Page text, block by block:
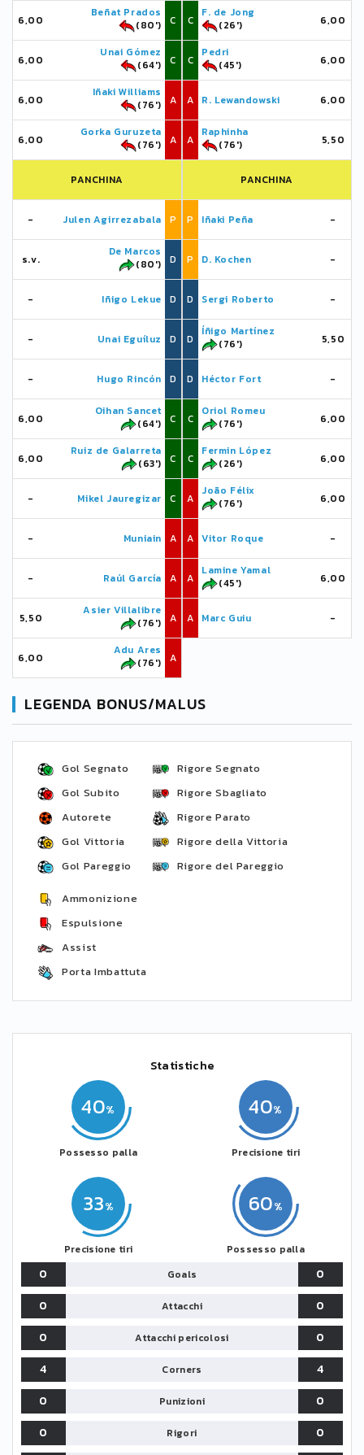
6,00
Beñat Prados
(80')
C
6,00
Unai Gómez
(64')
C
6,00
Iñaki Williams
(76')
A
6,00
Gorka Guruzeta
(76')
A
PANCHINA
- Julen Agirrezabala P
s.v.
De Marcos
(80')
D
- Iñigo Lekue D
- Unai Eguíluz D
- Hugo Rincón D
6,00
Oihan Sancet
(64')
C
6,00
Ruiz de Galarreta
(63')
C
- Mikel Jauregizar C
- Muniain A
- Raúl García A
5,50
Asier Villalibre
(76')
A
6,00
Adu Ares
(76')
A
C
F. de Jong
(26')
6,00
C
Pedri
(45')
6,00
A R. Lewandowski 6,00
A
Raphinha
(76')
5,50
PANCHINA
P Iñaki Peña -
P D. Kochen -
D Sergi Roberto -
D
Íñigo Martínez
(76')
5,50
D Héctor Fort -
C
Oriol Romeu
(76')
6,00
C
Fermin López
(26')
6,00
A
João Félix
(76')
6,00
A Vitor Roque -
A
Lamine Yamal
(45')
6,00
A Marc Guiu -
LEGENDA BONUS/MALUS
Gol Segnato
Gol Subito
Autorete
Gol Vittoria
Gol Pareggio
Rigore Segnato
Rigore Sbagliato
Rigore Parato
Rigore della Vittoria
Rigore del Pareggio
Ammonizione
Espulsione
Assist
Porta Imbattuta
Statistiche
40
Possesso palla
33
Precisione tiri
60
Possesso palla
40
Precisione tiri
0 Goals
0
0
Attacchi
0
0
Attacchi pericolosi
0
4
Corners
4
0
Punizioni
0
0
Rigori 0